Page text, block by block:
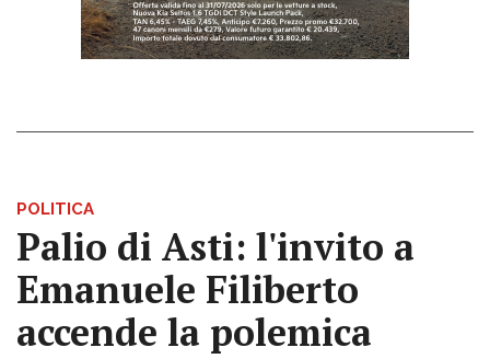
POLITICA
Palio di Asti: l'invito a
Emanuele Filiberto
accende la polemica